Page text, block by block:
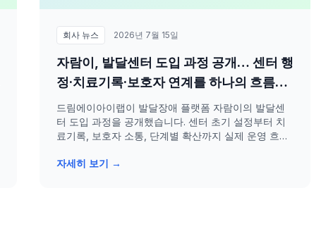
회사 뉴스 2026년 7월 15일
자람이, 발달센터 도입 과정 공개… 센터 행
정·치료기록·보호자 연계를 하나의 흐름으
로
드림에이아이랩이 발달장애 플랫폼 자람이의 발달센
터 도입 과정을 공개했습니다. 센터 초기 설정부터 치
료기록, 보호자 소통, 단계별 확산까지 실제 운영 흐름
자세히 보기 →